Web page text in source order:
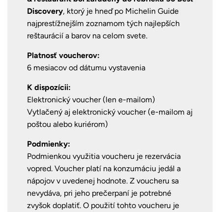
Discovery, ktorý je hneď po Michelin Guide
najprestížnejším zoznamom tých najlepších
reštaurácií a barov na celom svete.
Platnosť voucherov:
6 mesiacov od dátumu vystavenia
K dispozícii:
Elektronický voucher (len e-mailom)
Vytlačený aj elektronický voucher (e-mailom aj
poštou alebo kuriérom)
Podmienky:
Podmienkou využitia voucheru je rezervácia
vopred. Voucher platí na konzumáciu jedál a
nápojov v uvedenej hodnote. Z voucheru sa
nevydáva, pri jeho prečerpaní je potrebné
zvyšok doplatiť. O použití tohto voucheru je